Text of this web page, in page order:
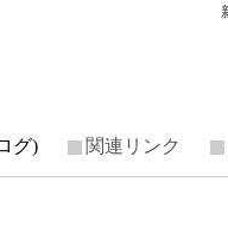
グ) 関連リンク